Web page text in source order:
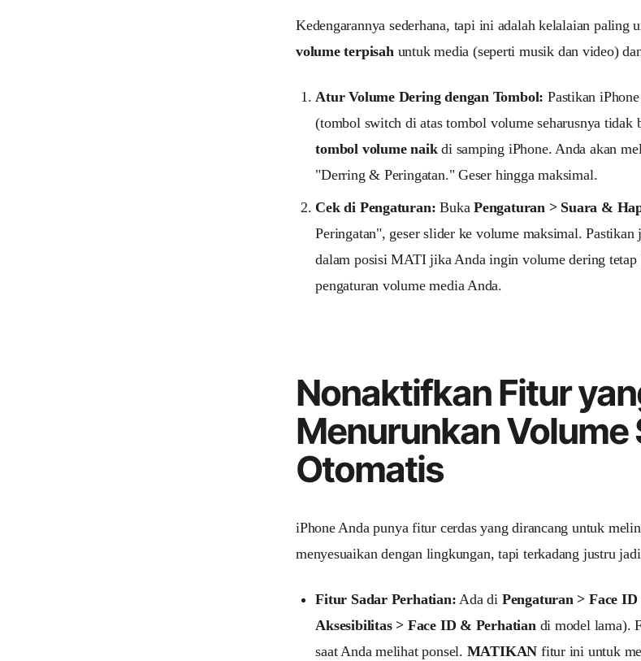
Kedengarannya sederhana, tapi ini adalah kelalaian paling
volume terpisahuntuk media (seperti musik dan video)
Atur Volume Dering dengan Tombol: Pastikan
(tombol switch di atas tombol volume seharusnya tidak
tombol volume naikdi samping iPhone. Anda akan
"Derring & Peringatan." Geser hingga maksimal.
Cek di Pengaturan: BukaPengaturan > Suara &
Peringatan", geser slider ke volume maksimal.
dalam posisi MATI jika Anda ingin volume dering tetap
pengaturan volume media Anda.
Nonaktifkan Fitur
Menurunkan Volume
Otomatis
iPhone Anda punya fitur cerdas yang dirancang untuk
menyesuaikan dengan lingkungan, tapi terkadang justru
Fitur Sadar Perhatian: Ada di Pengaturan > Face
Aksesibilitas > Face ID & Perhatian di model lama).
saat Anda melihat ponsel. MATIKAN fitur ini untuk